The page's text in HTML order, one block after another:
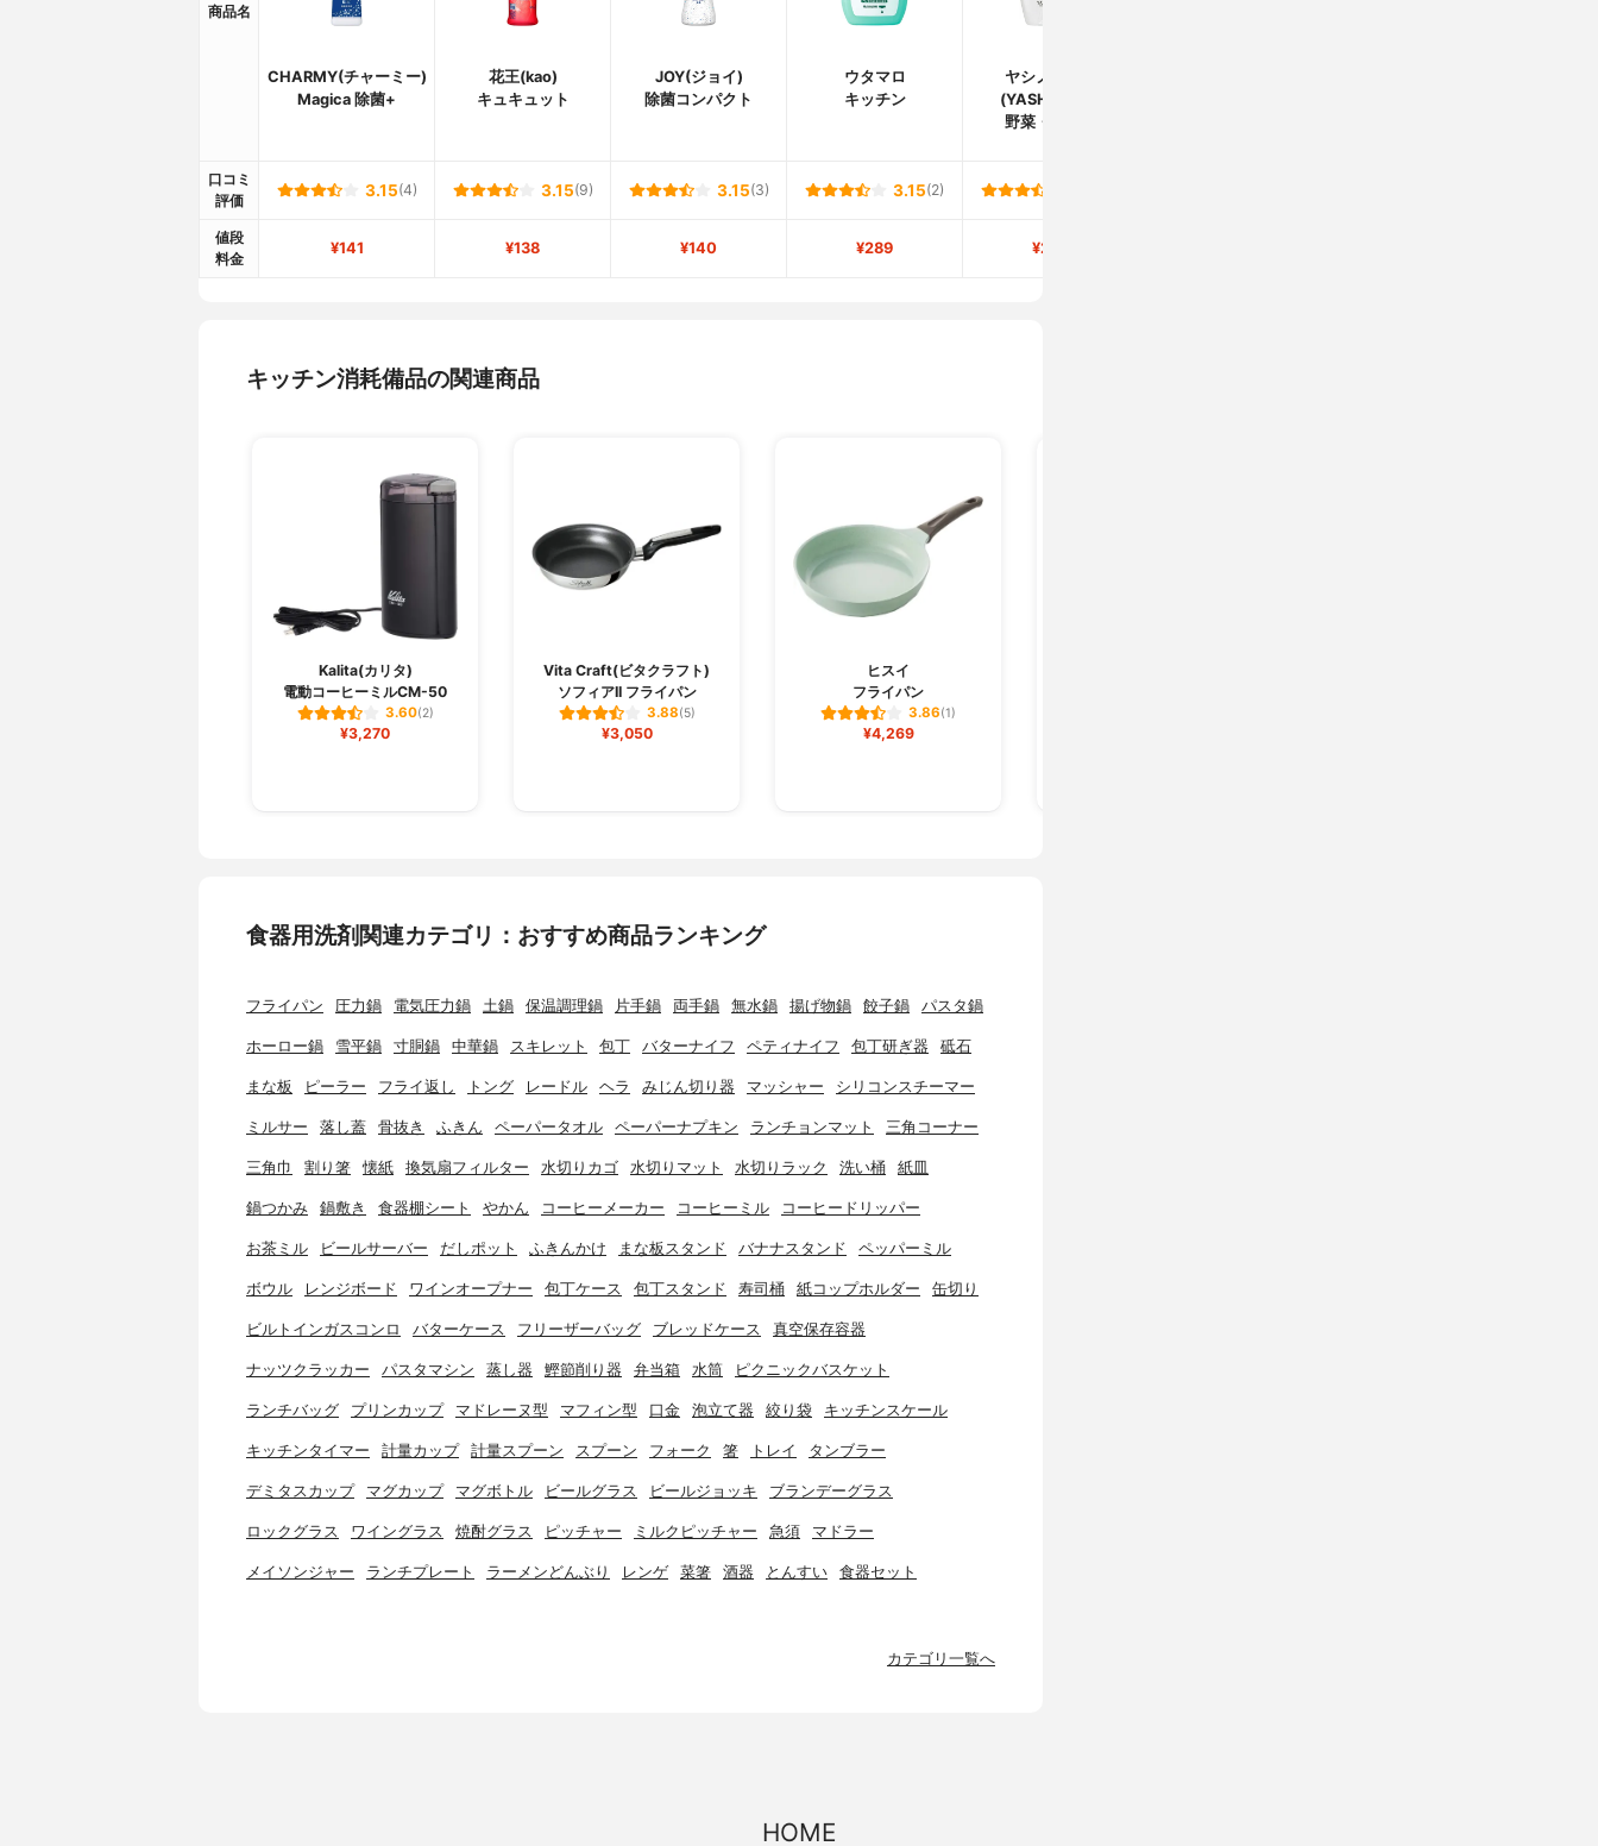
商品名
CHARMY(チャーミー)
Magica 除菌+
花王(kao)
キュキュット
JOY(ジョイ)
除菌コンパクト
ウタマロ
キッチン
ヤシノミ洗剤
(YASHINOMI)
野菜・食器用
口コミ
評価
3.15(4) 3.15(9) 3.15(3) 3.15(2)
値段
料金
¥141 ¥138 ¥140 ¥289 ¥268
キッチン消耗備品の関連商品
Kalita(カリタ)
電動コーヒーミルCM-50
3.60(2)
¥3,270
Vita Craft(ビタクラフト)
ソフィアII フライパン
3.88(5)
¥3,050
ヒスイ
フライパン
3.86(1)
¥4,269
食器用洗剤関連カテゴリ：おすすめ商品ランキング
フライパン 圧力鍋 電気圧力鍋 土鍋 保温調理鍋 片手鍋 両手鍋 無水鍋 揚げ物鍋 餃子鍋 パスタ鍋
ホーロー鍋 雪平鍋 寸胴鍋 中華鍋 スキレット 包丁 バターナイフ ペティナイフ 包丁研ぎ器 砥石
まな板 ピーラー フライ返し トング レードル ヘラ みじん切り器 マッシャー シリコンスチーマー
ミルサー 落し蓋 骨抜き ふきん ペーパータオル ペーパーナプキン ランチョンマット 三角コーナー
三角巾 割り箸 懐紙 換気扇フィルター 水切りカゴ 水切りマット 水切りラック 洗い桶 紙皿
鍋つかみ 鍋敷き 食器棚シート やかん コーヒーメーカー コーヒーミル コーヒードリッパー
お茶ミル ビールサーバー だしポット ふきんかけ まな板スタンド バナナスタンド ペッパーミル
ボウル レンジボード ワインオープナー 包丁ケース 包丁スタンド 寿司桶 紙コップホルダー 缶切り
ビルトインガスコンロ バターケース フリーザーバッグ ブレッドケース 真空保存容器
ナッツクラッカー パスタマシン 蒸し器 鰹節削り器 弁当箱 水筒 ピクニックバスケット
ランチバッグ プリンカップ マドレーヌ型 マフィン型 口金 泡立て器 絞り袋 キッチンスケール
キッチンタイマー 計量カップ 計量スプーン スプーン フォーク 箸 トレイ タンブラー
デミタスカップ マグカップ マグボトル ビールグラス ビールジョッキ ブランデーグラス
ロックグラス ワイングラス 焼酎グラス ピッチャー ミルクピッチャー 急須 マドラー
メイソンジャー ランチプレート ラーメンどんぶり レンゲ 菜箸 酒器 とんすい 食器セット
カテゴリ一覧へ
HOME